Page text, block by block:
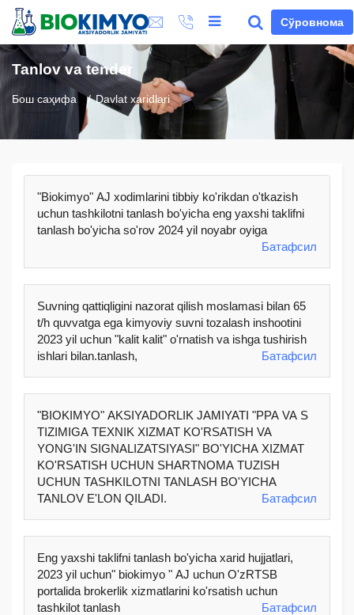
Сўровнома
Tanlov va tender
Бош саҳифа Davlat xaridlari
"Biokimyo" AJ xodimlarini tibbiy ko'rikdan o'tkazish
uchun tashkilotni tanlash bo'yicha eng yaxshi taklifni
tanlash bo'yicha so'rov 2024 yil noyabr oyiga
Батафсил
Suvning qattiqligini nazorat qilish moslamasi bilan 65
t/h quvvatga ega kimyoviy suvni tozalash inshootini
2023 yil uchun "kalit kalit" o'rnatish va ishga tushirish
ishlari bilan.tanlash,
Батафсил
"BIOKIMYO" AKSIYADORLIK JAMIYATI "PPA VA S
TIZIMIGA TEXNIK XIZMAT KO'RSATISH VA
YONG'IN SIGNALIZATSIYASI" BO'YICHA XIZMAT
KO'RSATISH UCHUN SHARTNOMA TUZISH
UCHUN TASHKILOTNI TANLASH BO'YICHA
TANLOV E'LON QILADI.
Батафсил
Eng yaxshi taklifni tanlash bo'yicha xarid hujjatlari,
2023 yil uchun" biokimyo " AJ uchun O'zRTSB
portalida brokerlik xizmatlarini ko'rsatish uchun
tashkilot tanlash
Батафсил